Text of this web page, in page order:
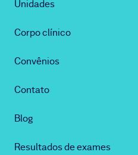
Unidades
Corpo clínico
Convênios
Contato
Blog
Resultados de exames